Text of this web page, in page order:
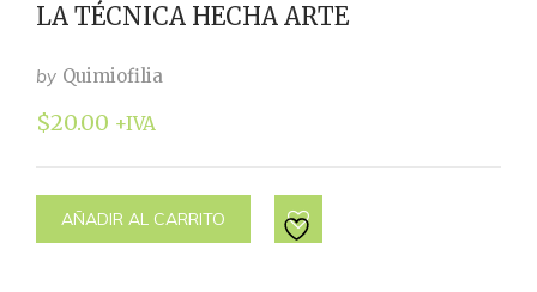
LA TÉCNICA HECHA ARTE
by Quimiofilia
$20.00 +IVA
AÑADIR AL CARRITO